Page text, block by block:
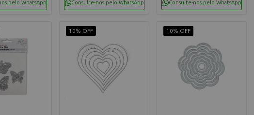
pelo WhatsApp Consulte-nos pelo WhatsApp Consulte-nos pelo WhatsApp
10% OFF 10% OFF